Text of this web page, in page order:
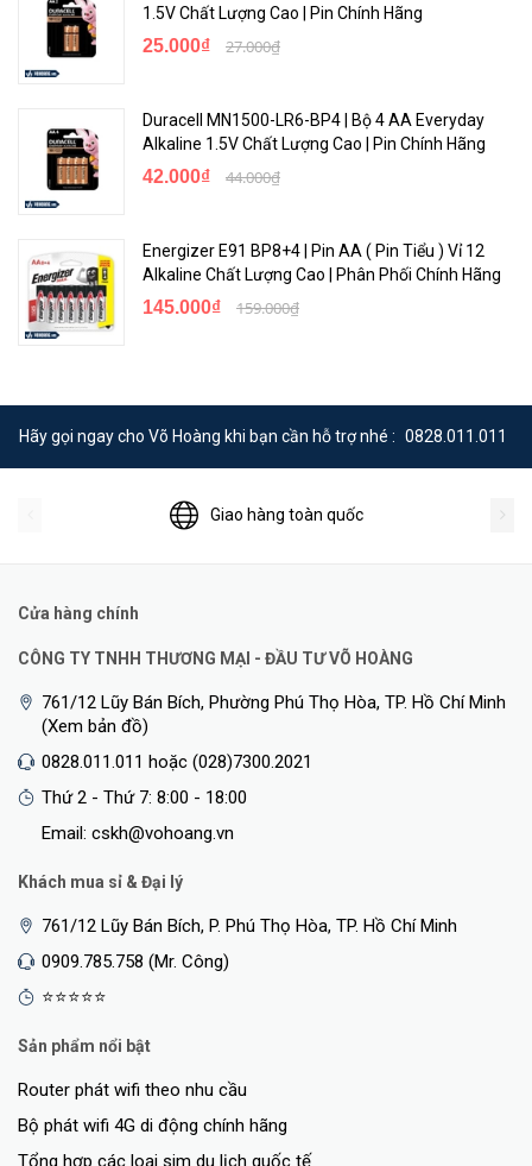
1.5V Chất Lượng Cao | Pin Chính Hãng
25.000₫ 27.000₫
Duracell MN1500-LR6-BP4 | Bộ 4 AA Everyday
Alkaline 1.5V Chất Lượng Cao | Pin Chính Hãng
42.000₫ 44.000₫
Energizer E91 BP8+4 | Pin AA ( Pin Tiểu ) Vỉ 12
Alkaline Chất Lượng Cao | Phân Phối Chính Hãng
145.000₫ 159.000₫
Hãy gọi ngay cho Võ Hoàng khi bạn cần hỗ trợ nhé : 0828.011.011
Giao hàng toàn quốc
Cửa hàng chính
CÔNG TY TNHH THƯƠNG MẠI - ĐẦU TƯ VÕ HOÀNG
761/12 Lũy Bán Bích, Phường Phú Thọ Hòa, TP. Hồ Chí Minh
(Xem bản đồ)
0828.011.011 hoặc (028)7300.2021
Thứ 2 - Thứ 7: 8:00 - 18:00
Email: cskh@vohoang.vn
Khách mua sỉ & Đại lý
761/12 Lũy Bán Bích, P. Phú Thọ Hòa, TP. Hồ Chí Minh
0909.785.758 (Mr. Công)
⭐⭐⭐⭐⭐
Sản phẩm nổi bật
Router phát wifi theo nhu cầu
Bộ phát wifi 4G di động chính hãng
Tổng hợp các loại sim du lịch quốc tế